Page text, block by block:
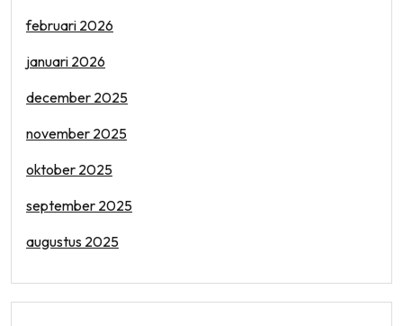
februari 2026
januari 2026
december 2025
november 2025
oktober 2025
september 2025
augustus 2025